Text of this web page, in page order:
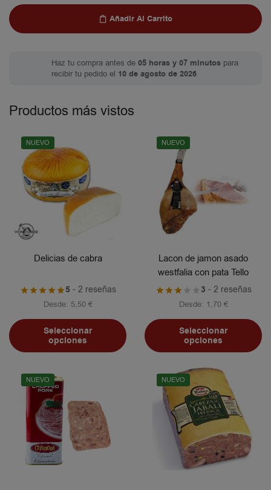
Añadir Al Carrito
Haz tu compra antes de 05 horas y 07 minutos para
recibir tu pedido el 10 de agosto de 2026
Productos más vistos
NUEVO
Delicias de cabra
5- 2 reseñas
Desde: 5,50 €
Seleccionar
opciones
NUEVO
Lacon de jamon asado
westfalia con pata Tello
3 - 2 reseñas
Desde: 1,70 €
Seleccionar
opciones
NUEVO NUEVO